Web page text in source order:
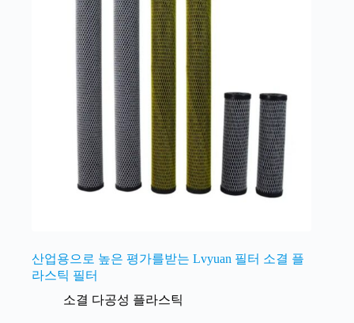
산업용으로 높은 평가를받는 Lvyuan 필터 소결 플
라스틱 필터
소결 다공성 플라스틱